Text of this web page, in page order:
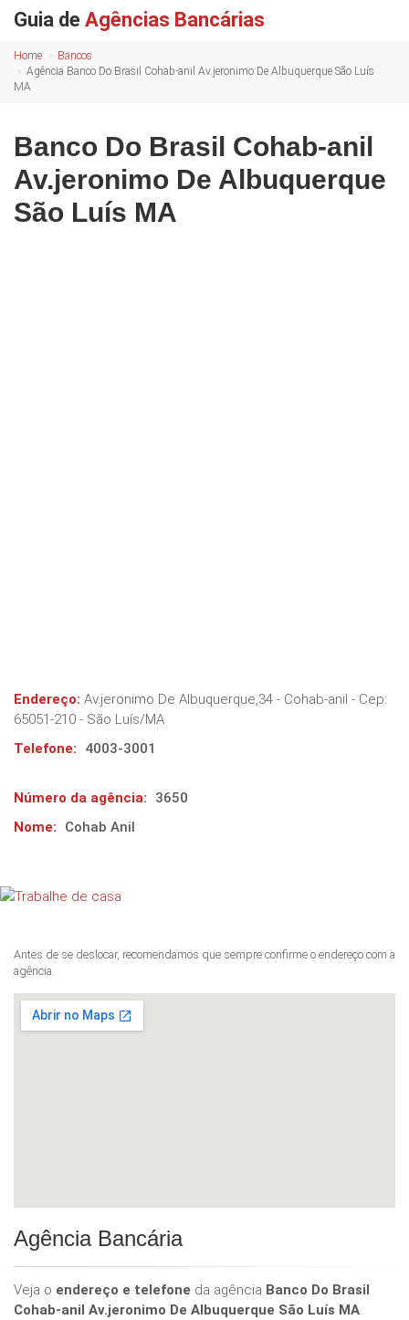
Guia de Agências Bancárias
Home
Bancos
Agência Banco Do Brasil Cohab-anil Av.jeronimo De Albuquerque São Luís
MA
Banco Do Brasil Cohab-anil
Av.jeronimo De Albuquerque
São Luís MA
Endereço: Av.jeronimo De Albuquerque,34 - Cohab-anil - Cep:
65051-210 - São Luís/MA
Telefone:
4003-3001
Número da agência:
3650
Nome:
Cohab Anil
Antes de se deslocar, recomendamos que sempre confirme o endereço com a
agência.
Agência Bancária
Veja o endereço e telefone da agência Banco Do Brasil
Cohab-anil Av.jeronimo De Albuquerque São Luís MA.